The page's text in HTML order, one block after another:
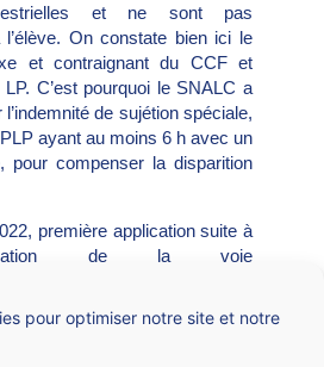
pour optimiser notre site et notre
et ne sont pas
On constate bien ici le
et contraignant du CCF et
LP. C’est pourquoi le SNALC a
de sujétion spéciale,
ayant au moins 6 h avec un
pour compenser la disparition
première application suite à
de la voie
pour 40%) et une note
les disciplines soumises au